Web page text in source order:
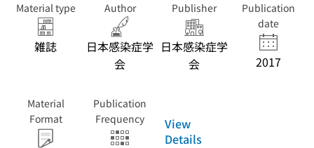
Material type
雑誌
Author
日本感染症学
会
Publisher
日本感染症学
会
Publication
date
2017
Material
Format
Publication
Frequency
View
Details